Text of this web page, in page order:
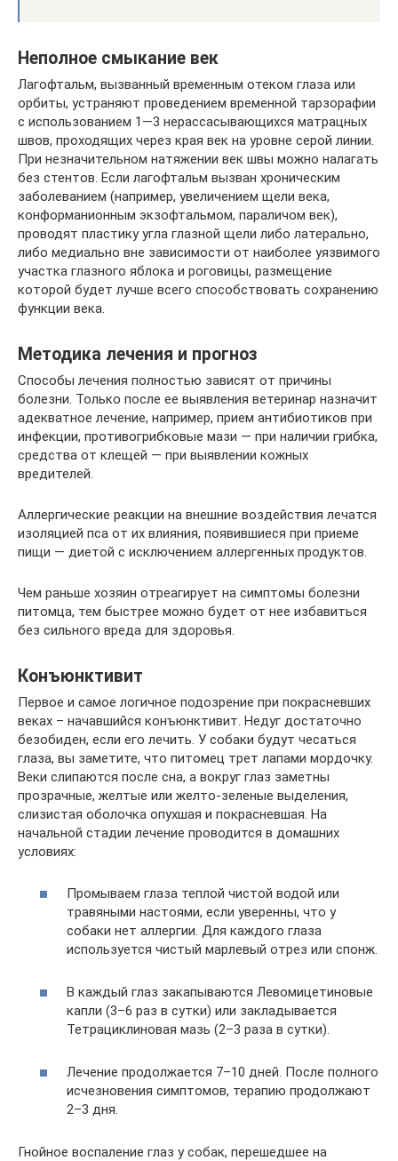
Неполное смыкание век
Лагофтальм, вызванный временным отеком глаза или
орбиты, устраняют проведением временной тарзорафии
с использованием 1—3 нерассасывающихся матрацных
швов, проходящих через края век на уровне серой линии.
При незначительном натяжении век швы можно налагать
без стентов. Если лагофтальм вызван хроническим
заболеванием (например, увеличением щели века,
конформанионным экзофтальмом, параличом век),
проводят пластику угла глазной щели либо латерально,
либо медиально вне зависимости от наиболее уязвимого
участка глазного яблока и роговицы, размещение
которой будет лучше всего способствовать сохранению
функции века.
Методика лечения и прогноз
Способы лечения полностью зависят от причины
болезни. Только после ее выявления ветеринар назначит
адекватное лечение, например, прием антибиотиков при
инфекции, противогрибковые мази — при наличии грибка,
средства от клещей — при выявлении кожных
вредителей.
Аллергические реакции на внешние воздействия лечатся
изоляцией пса от их влияния, появившиеся при приеме
пищи — диетой с исключением аллергенных продуктов.
Чем раньше хозяин отреагирует на симптомы болезни
питомца, тем быстрее можно будет от нее избавиться
без сильного вреда для здоровья.
Конъюнктивит
Первое и самое логичное подозрение при покрасневших
веках – начавшийся конъюнктивит. Недуг достаточно
безобиден, если его лечить. У собаки будут чесаться
глаза, вы заметите, что питомец трет лапами мордочку.
Веки слипаются после сна, а вокруг глаз заметны
прозрачные, желтые или желто-зеленые выделения,
слизистая оболочка опухшая и покрасневшая. На
начальной стадии лечение проводится в домашних
условиях:
Промываем глаза теплой чистой водой или
травяными настоями, если уверенны, что у
собаки нет аллергии. Для каждого глаза
используется чистый марлевый отрез или спонж.
В каждый глаз закапываются Левомицетиновые
капли (3–6 раз в сутки) или закладывается
Тетрациклиновая мазь (2–3 раза в сутки).
Лечение продолжается 7–10 дней. После полного
исчезновения симптомов, терапию продолжают
2–3 дня.
Гнойное воспаление глаз у собак, перешедшее на